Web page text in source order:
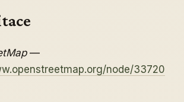
—
node/33720